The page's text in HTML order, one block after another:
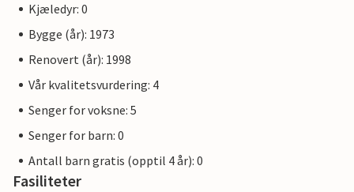
Kjæledyr: 0
Bygge (år): 1973
Renovert (år): 1998
Vår kvalitetsvurdering: 4
Senger for voksne: 5
Senger for barn: 0
Antall barn gratis (opptil 4 år): 0
Fasiliteter